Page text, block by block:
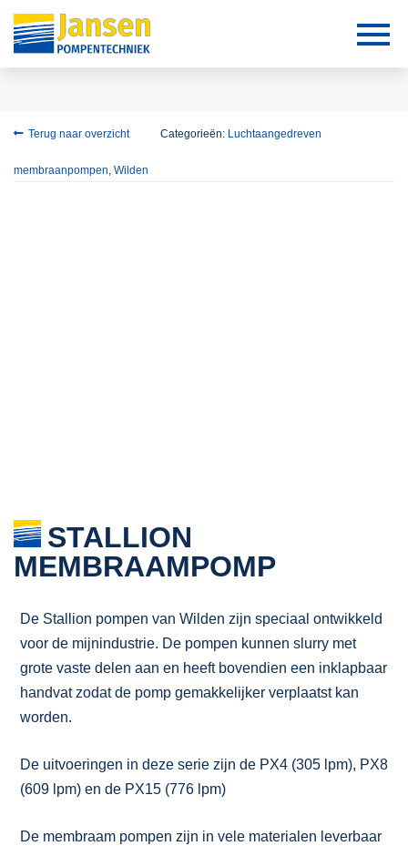
Terug naar overzicht Categorieën: Luchtaangedreven
membraanpompen, Wilden
STALLION
MEMBRAAMPOMP
De Stallion pompen van Wilden zijn speciaal ontwikkeld
voor de mijnindustrie. De pompen kunnen slurry met
grote vaste delen aan en heeft bovendien een inklapbaar
handvat zodat de pomp gemakkelijker verplaatst kan
worden.
De uitvoeringen in deze serie zijn de PX4 (305 lpm), PX8
(609 lpm) en de PX15 (776 lpm)
De membraam pompen zijn in vele materialen leverbaar